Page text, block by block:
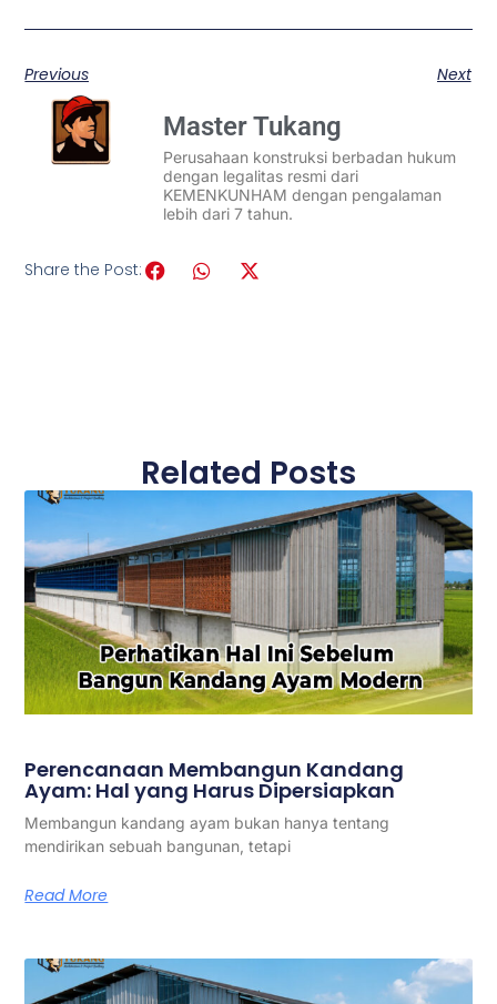
Previous Next
Master Tukang
Perusahaan konstruksi berbadan hukum
dengan legalitas resmi dari
KEMENKUNHAM dengan pengalaman
lebih dari 7 tahun.
Share the Post:
Related Posts
Perencanaan Membangun Kandang
Ayam: Hal yang Harus Dipersiapkan
Membangun kandang ayam bukan hanya tentang
mendirikan sebuah bangunan, tetapi
Read More